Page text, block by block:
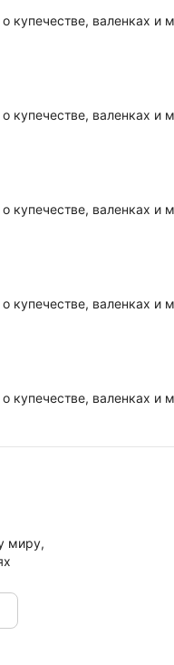
купечестве, валенках и
купечестве, валенках и
купечестве, валенках и
купечестве, валенках и
купечестве, валенках и
миру,